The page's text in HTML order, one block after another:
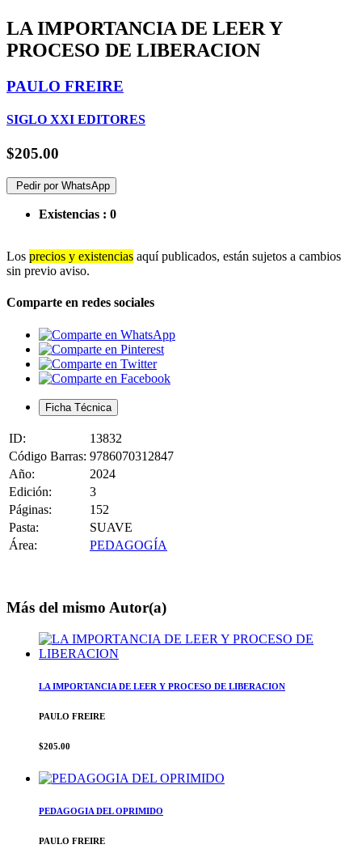
LA IMPORTANCIA DE LEER Y
PROCESO DE LIBERACION
PAULO FREIRE
SIGLO XXI EDITORES
$205.00
Pedir por WhatsApp
Existencias : 0
Los precios y existencias aquí publicados, están sujetos a cambios
sin previo aviso.
Comparte en redes sociales
Ficha Técnica
ID:
13832
Código Barras: 9786070312847
Año:
2024
Edición:
3
Páginas:
152
Pasta:
SUAVE
Área:
PEDAGOGÍA
Más del mismo Autor(a)
LA IMPORTANCIA DE LEER Y PROCESO DE LIBERACION
PAULO FREIRE
$205.00
PEDAGOGIA DEL OPRIMIDO
PAULO FREIRE